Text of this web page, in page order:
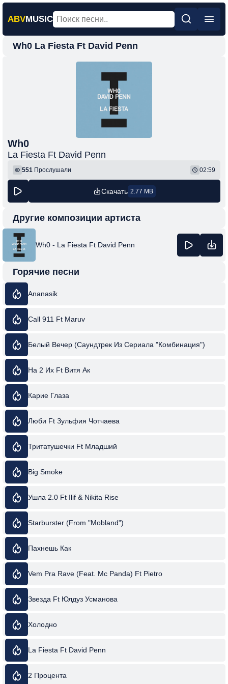
ABVMUSIC
Главная
Шансон
Фонк
Wh0 La Fiesta Ft David Penn
Wh0
La Fiesta Ft David Penn
551 Прослушали 02:59
Скачать 2.77 MB
Другие композиции артиста
Wh0 - La Fiesta Ft David Penn
Горячие песни
Ananasik
Call 911 Ft Maruv
Белый Вечер (Саундтрек Из Сериала "Комбинация")
На 2 Их Ft Витя Ак
Карие Глаза
Люби Ft Зульфия Чотчаева
Тритатушечки Ft Младший
Big Smoke
Ушла 2.0 Ft Ilif & Nikita Rise
Starburster (From "Mobland")
Пахнешь Как
Vem Pra Rave (Feat. Mc Panda) Ft Pietro
Звезда Ft Юлдуз Усманова
Холодно
La Fiesta Ft David Penn
2 Процента